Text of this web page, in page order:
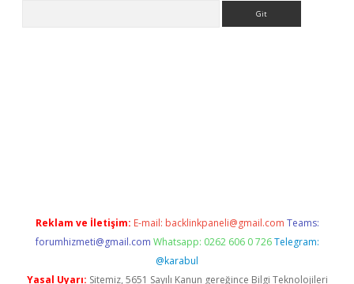
Reklam ve İletişim: E-mail: backlinkpaneli@gmail.com Teams:
forumhizmeti@gmail.com Whatsapp: 0262 606 0 726 Telegram:
@karabul
Yasal Uyarı: Sitemiz, 5651 Sayılı Kanun gereğince Bilgi Teknolojileri